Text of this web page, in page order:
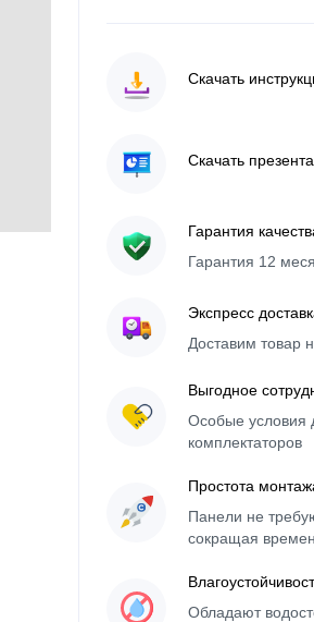
Скачать
Скачать
Гарантия
Гарантия 12
Экспресс
Доставим товар
Выгодное
Особые условия
комплектаторов
Простота
Панели не
сокращая
Обладают